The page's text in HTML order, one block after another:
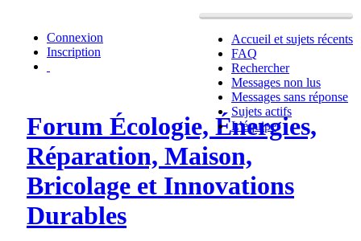
Accueil et sujets récents
FAQ
Rechercher
Messages non lus
Messages sans réponse
Sujets actifs
L’équipe
Connexion
Inscription
Forum Écologie, Énergies,
Réparation, Maison,
Bricolage et Innovations
Durables